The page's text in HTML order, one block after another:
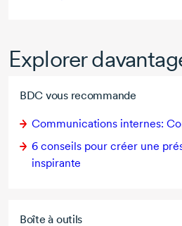
Explorer
BDC vous recommande
Communications internes:
6 conseils pour créer une
inspirante
Boîte à outils